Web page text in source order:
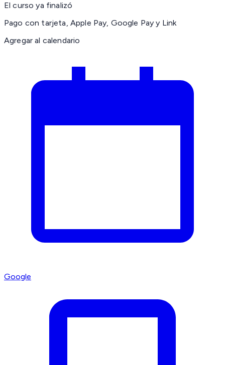
El curso ya finalizó
Pago con tarjeta, Apple Pay, Google Pay y Link
Agregar al calendario
Google